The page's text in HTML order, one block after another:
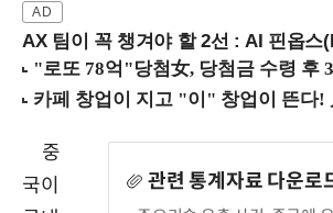
AX 팀이 꼭 챙겨야 할 2선 : AI 핀옵스(FinOps)와 토큰 거버
관련 통계자료 다운로
중
국이